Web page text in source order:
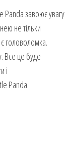
Panda завоює увагу
не тільки
головоломка.
Все це буде
і
Panda